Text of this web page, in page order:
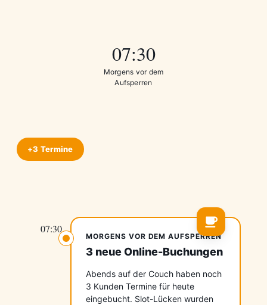
07:30
Morgens vor dem
Aufsperren
+3 Termine
07:30
MORGENS VOR DEM AUFSPERREN
3 neue Online-Buchungen
Abends auf der Couch haben noch
3 Kunden Termine für heute
eingebucht. Slot-Lücken wurden